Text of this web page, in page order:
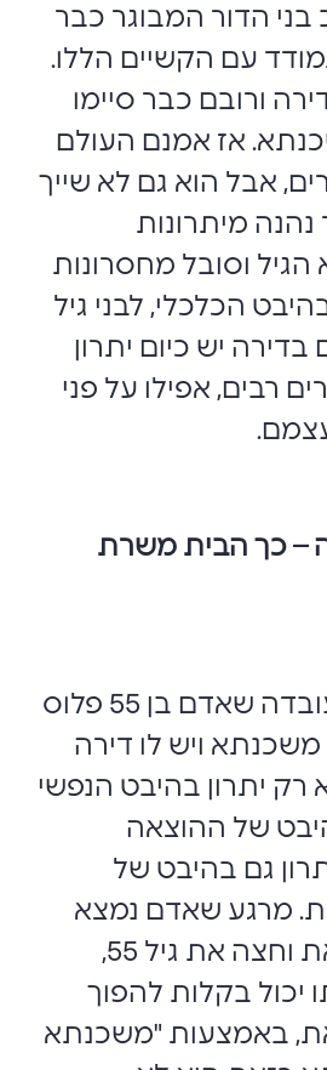
בני הדור המבוגר כבר
עם הקשיים הללו.
ורובם כבר סיימו
אז אמנם העולם
אבל הוא גם לא שייך
נהנה מיתרונות
וסובל מחסרונות
הכלכלי, לבני גיל
יש כיום יתרון
רבים, אפילו על פני
– כך הבית משרת
חשוב לחדד. העובדה שאדם בן 55 פלוס
ויש לו דירה
רק יתרון בהיבט הנפשי
של ההוצאה
גם בהיבט של
מרגע שאדם נמצא
בסיטואציה הזאת וחצה את גיל 55,
יכול בקלות להפוך
באמצעות "משכנתא